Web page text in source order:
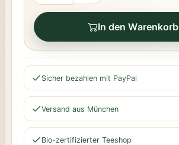
In den Warenkorb
Sicher bezahlen mit PayPal
Versand aus München
Bio-zertifizierter Teeshop